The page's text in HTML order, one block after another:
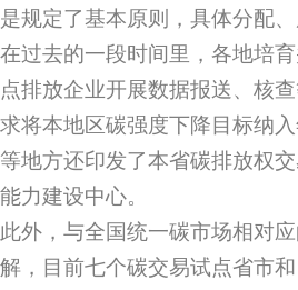
是规定了基本原则，具体分配
在过去的一段时间里，各地培
点排放企业开展数据报送、核
求将本地区碳强度下降目标纳
等地方还印发了本省碳排放权
能力建设中心。
此外，与全国统一碳市场相对
解，目前七个碳交易试点省市